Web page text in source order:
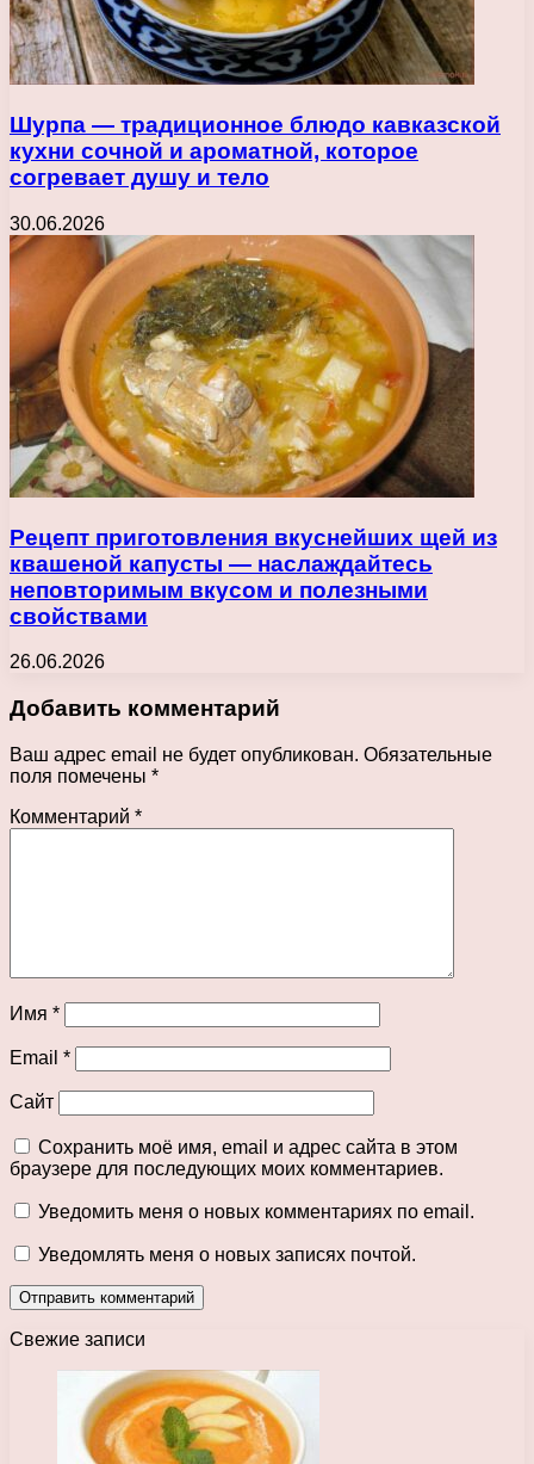
Шурпа — традиционное блюдо кавказской
кухни сочной и ароматной, которое
согревает душу и тело
30.06.2026
Рецепт приготовления вкуснейших щей из
квашеной капусты — наслаждайтесь
неповторимым вкусом и полезными
свойствами
26.06.2026
Добавить комментарий
Ваш адрес email не будет опубликован. Обязательные
поля помечены *
Комментарий *
Имя *
Email *
Сайт
Сохранить моё имя, email и адрес сайта в этом
браузере для последующих моих комментариев.
Уведомить меня о новых комментариях по email.
Уведомлять меня о новых записях почтой.
Свежие записи